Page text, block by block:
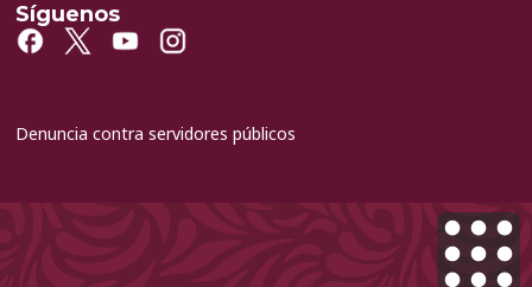
Síguenos
Denuncia contra servidores públicos